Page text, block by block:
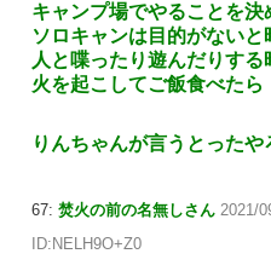
キャンプ場でやることを決
ソロキャンは目的がないと
人と喋ったり遊んだりする
火を起こしてご飯食べたら
りんちゃんが言うとったや
67: 焚火の前の名無しさん 2021/
ID:NELH9O+Z0